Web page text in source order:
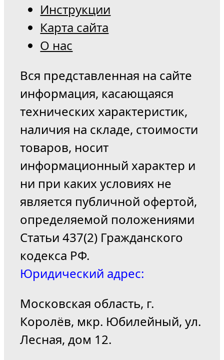
Инструкции
Карта сайта
О нас
Вся представленная на сайте
информация, касающаяся
технических характеристик,
наличия на складе, стоимости
товаров, носит
информационный характер и
ни при каких условиях не
является публичной офертой,
определяемой положениями
Статьи 437(2) Гражданского
кодекса РФ.
Юридический адрес:
Московская область, г.
Королёв, мкр. Юбилейный, ул.
Лесная, дом 12.